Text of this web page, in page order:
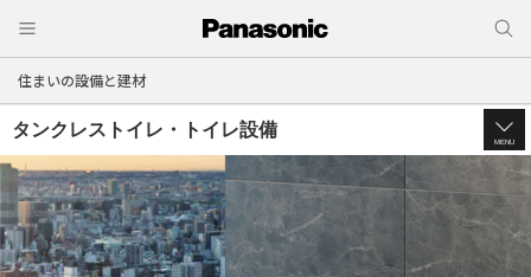
住まいの設備と建材
タンクレストイレ・トイレ設備
MENU